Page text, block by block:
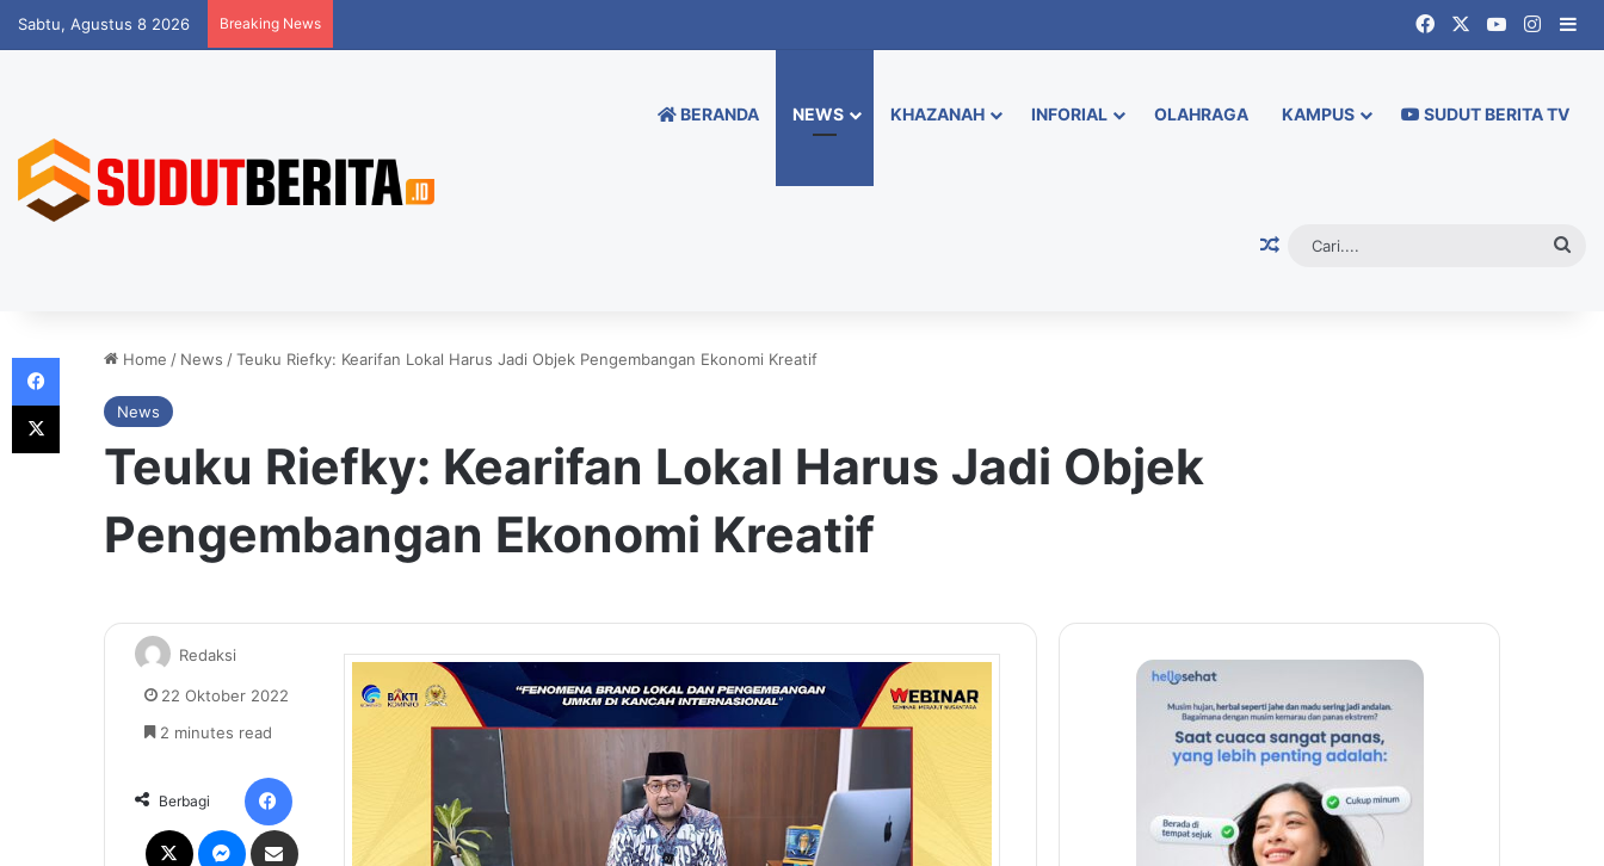
Sabtu, Agustus 8 2026 Breaking News FacebookYouTube
BERANDA NEWS KHAZANAH INFORIAL OLAHRAGA KAMPUS SUDUT BERITA TV
Random Article
Home / News /Teuku Riefky: Kearifan Lokal Harus Jadi Objek Pengembangan Ekonomi Kreatif
News
Teuku Riefky: Kearifan Lokal Harus Jadi Objek
Pengembangan Ekonomi Kreatif
Redaksi
22 Oktober 2022
2 minutes read
Berbagi
Messenger
Facebook
X